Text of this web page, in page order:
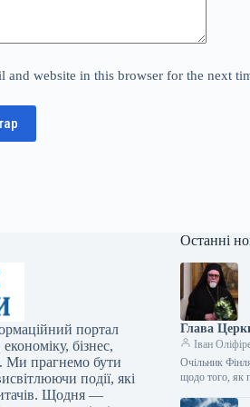
and website in this browser for the next
портал
бізнес,
Ми прагнемо бути
події, які
Щодня —
Останні
Глава
Іван
Очільник
щодо того, як